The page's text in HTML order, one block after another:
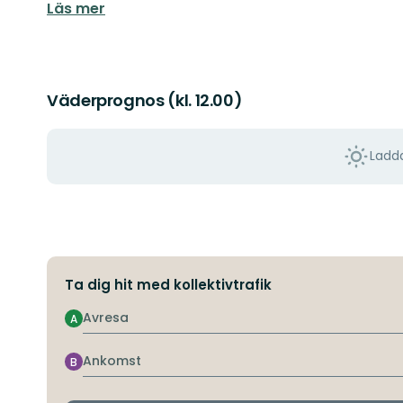
Läs mer
Väderprognos (kl. 12.00)
Ta dig hit med kollektivtrafik
Avresa
A
Ankomst
B